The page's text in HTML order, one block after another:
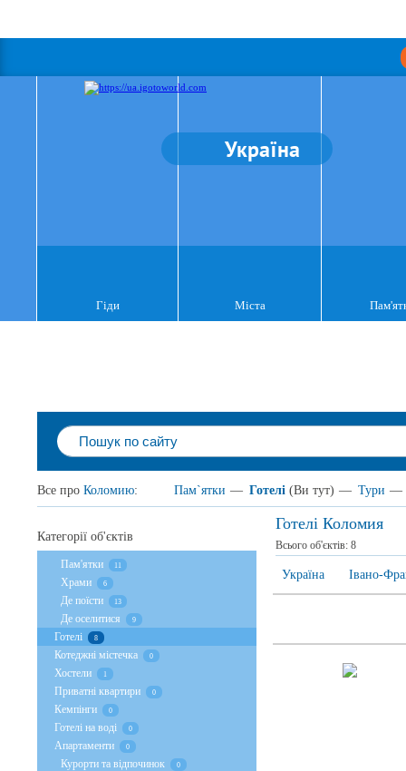
Україна
Гіди Міста
Все про Коломию: Пам`ятки — Готелі (Ви тут) — Тури —
Готелі Коломия
Всього об'єктів: 8
Україна Івано-
Категорії об'єктів
Пам'ятки 11
Храми 6
Де поїсти 13
Де оселитися 9
Готелі 8
Котеджні містечка 0
Хостели 1
Приватні квартири 0
Кемпінги 0
Готелі на воді 0
Апартаменти 0
Курорти та відпочинок 0